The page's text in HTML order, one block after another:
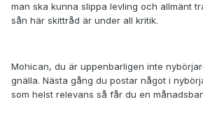
man ska kunna slippa levling och allmänt
sån här skittråd är under all kritik.
Mohican, du är uppenbarligen inte
gnälla. Nästa gång du postar något i
som helst relevans så får du en